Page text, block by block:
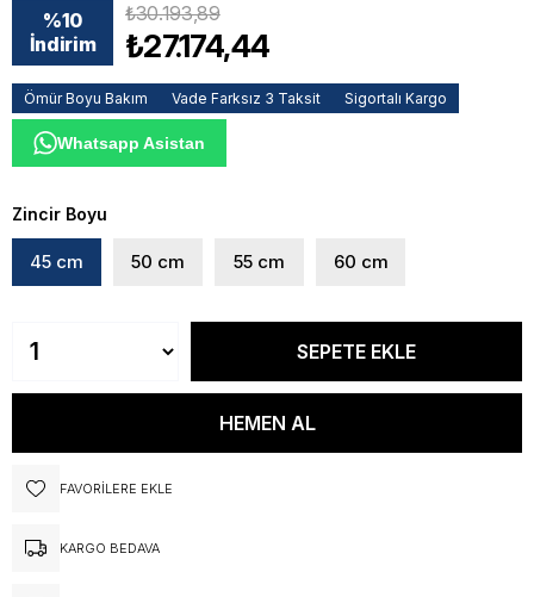
%10
İndirim
₺30.193,89
₺27.174,44
Ömür Boyu Bakım Vade Farksız 3 Taksit Sigortalı Kargo
Whatsapp Asistan
Zincir Boyu
45 cm 50 cm 55 cm 60 cm
FAVORILERE EKLE
KARGO BEDAVA